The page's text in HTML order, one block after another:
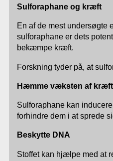
Sulforaphane og kræft
En af de mest undersøgte
sulforaphane er dets
bekæmpe kræft.
Forskning tyder på, at
Hæmme væksten af
Sulforaphane kan
forhindre dem i at sprede
Beskytte DNA
Stoffet kan hjælpe med at